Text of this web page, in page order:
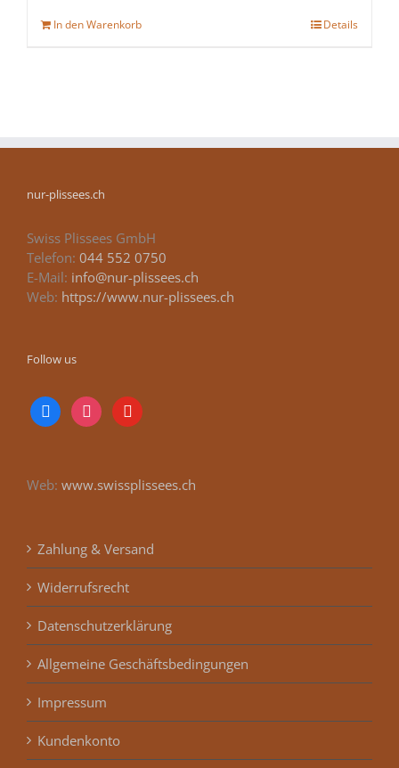
In den Warenkorb Details
nur-plissees.ch
Swiss Plissees GmbH
Telefon: 044 552 0750
E-Mail: info@nur-plissees.ch
Web: https://www.nur-plissees.ch
Follow us
facebookinstagramyoutube
Web: www.swissplissees.ch
Zahlung & Versand
Widerrufsrecht
Datenschutzerklärung
Allgemeine Geschäftsbedingungen
Impressum
Kundenkonto